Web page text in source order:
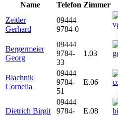
Name
Telefon Zimmer
Zeitler
Gerhard
09444
9784-0
Bergermeier
Georg
09444
9784-
33
1.03
Blachnik
Cornelia
09444
9784-
51
E.06
Dietrich Birgit
09444
9784-
E.08